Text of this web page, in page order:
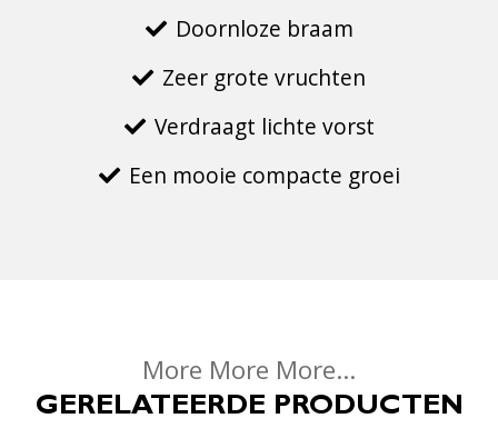
Doornloze braam
Zeer grote vruchten
Verdraagt lichte vorst
Een mooie compacte groei
More More More...
GERELATEERDE PRODUCTEN